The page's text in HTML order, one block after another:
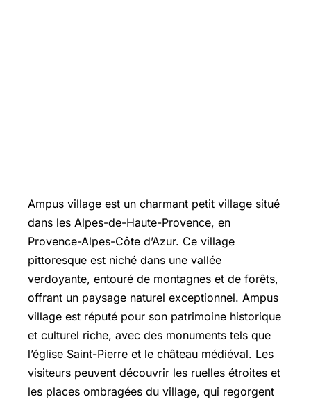
Ampus village est un charmant petit village situé
dans les Alpes-de-Haute-Provence, en
Provence-Alpes-Côte d’Azur. Ce village
pittoresque est niché dans une vallée
verdoyante, entouré de montagnes et de forêts,
offrant un paysage naturel exceptionnel. Ampus
village est réputé pour son patrimoine historique
et culturel riche, avec des monuments tels que
l’église Saint-Pierre et le château médiéval. Les
visiteurs peuvent découvrir les ruelles étroites et
les places ombragées du village, qui regorgent